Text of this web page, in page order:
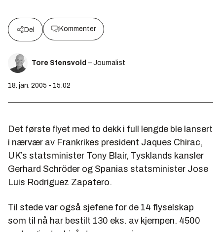
Del Kommenter
Tore Stensvold – Journalist
18. jan. 2005 - 15:02
Det første flyet med to dekk i full lengde ble lansert
i nærvær av Frankrikes president Jaques Chirac,
UK’s statsminister Tony Blair, Tysklands kansler
Gerhard Schröder og Spanias statsminister Jose
Luis Rodriguez Zapatero.
Til stede var også sjefene for de 14 flyselskap
som til nå har bestilt 130 eks. av kjempen. 4500